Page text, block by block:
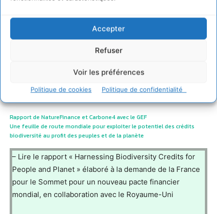
Accepter
Refuser
Voir les préférences
Politique de cookies Politique de confidentialité
Documents joints
Rapport de NatureFinance et Carbone4 avec le GEF
Une feuille de route mondiale pour exploiter le potentiel des crédits
biodiversité au profit des peuples et de la planète
– Lire le rapport « Harnessing Biodiversity Credits for
People and Planet » élaboré à la demande de la France
pour le Sommet pour un nouveau pacte financier
mondial, en collaboration avec le Royaume-Uni